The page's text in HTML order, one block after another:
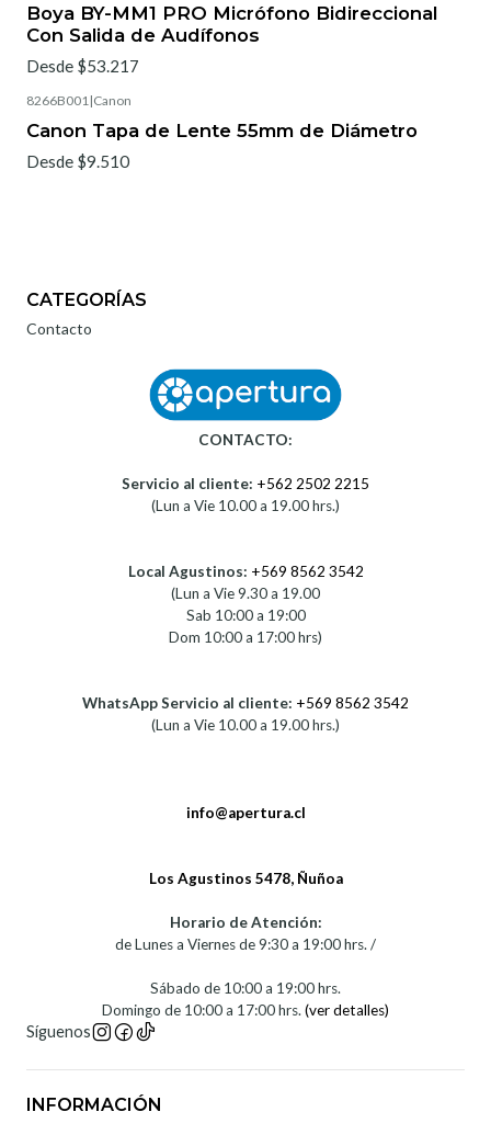
Boya BY-MM1 PRO Micrófono Bidireccional
Con Salida de Audífonos
Desde $53.217
8266B001 |Canon
Canon Tapa de Lente 55mm de Diámetro
Desde $9.510
CATEGORÍAS
Contacto
CONTACTO:
Servicio al cliente: +562 2502 2215
(Lun a Vie 10.00 a 19.00 hrs.)
Local Agustinos: +569 8562 3542
(Lun a Vie 9.30 a 19.00
Sab 10:00 a 19:00
Dom 10:00 a 17:00 hrs)
WhatsApp Servicio al cliente: +569 8562 3542
(Lun a Vie 10.00 a 19.00 hrs.)
info@apertura.cl
Los Agustinos 5478, Ñuñoa
Horario de Atención:
de Lunes a Viernes de 9:30 a 19:00 hrs. /
Sábado de 10:00 a 19:00 hrs.
Domingo de 10:00 a 17:00 hrs.(ver detalles)
Síguenos
INFORMACIÓN